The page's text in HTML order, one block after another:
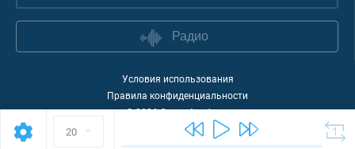
20
Радио
Условия использования
Правила конфиденциальности
©2026Quran Academy